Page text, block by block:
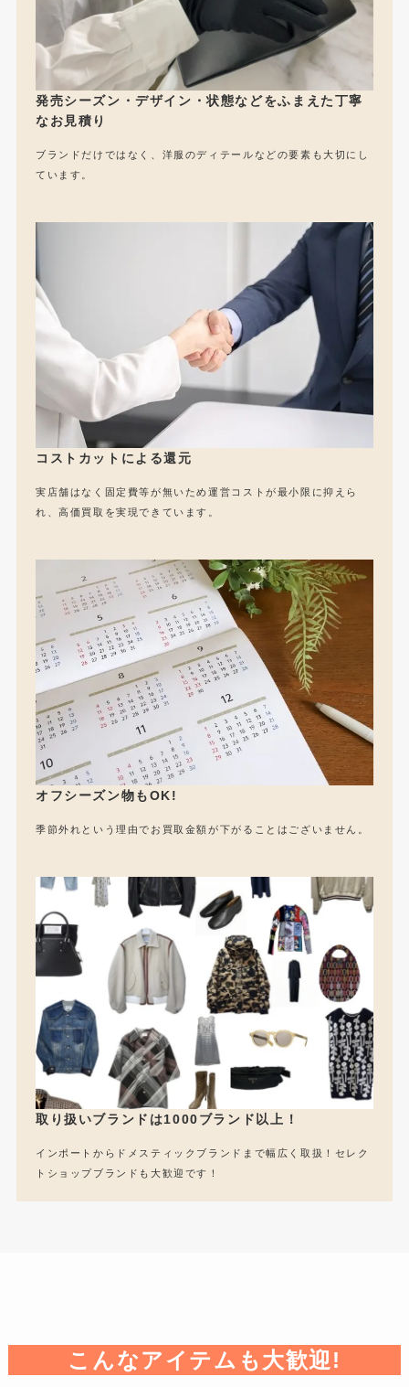
発売シーズン・デザイン・状態などをふまえた丁寧
なお見積り
ブランドだけではなく、洋服のディテールなどの要素も大切にし
ています。
コストカットによる還元
実店舗はなく固定費等が無いため運営コストが最小限に抑えら
れ、高価買取を実現できています。
オフシーズン物もOK!
季節外れという理由でお買取金額が下がることはございません。
取り扱いブランドは1000ブランド以上！
インポートからドメスティックブランドまで幅広く取扱！セレク
トショップブランドも大歓迎です！
こんなアイテムも大歓迎!